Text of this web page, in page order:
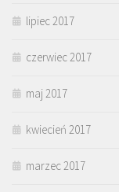
lipiec 2017
czerwiec 2017
maj 2017
kwiecień 2017
marzec 2017